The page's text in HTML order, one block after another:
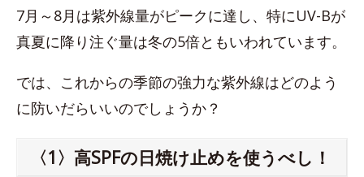
7月～8月は紫外線量がピークに達し、特にUV-Bが
真夏に降り注ぐ量は冬の5倍ともいわれています。
では、これからの季節の強力な紫外線はどのよう
に防いだらいいのでしょうか？
〈1〉高SPFの日焼け止めを使うべし！